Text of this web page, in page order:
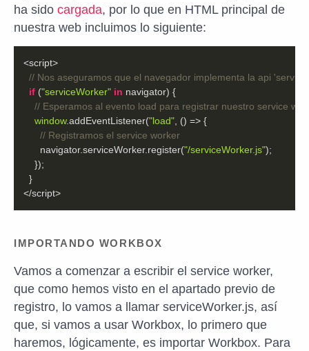
ha sido cargada, por lo que en HTML principal de
nuestra web incluimos lo siguiente:
// Nos aseguramos que el navegador implementa la api
if ("serviceWorker" in
// Esperamos al evento load para registrar nuestro service
window.addEventListener("load" () =>
// Registramos el service worker
      navigator.serviceWorker.register(
"/serviceWorker.js"
</script>
IMPORTANDO WORKBOX
Vamos a comenzar a escribir el service worker,
que como hemos visto en el apartado previo de
registro, lo vamos a llamar serviceWorker.js, así
que, si vamos a usar Workbox, lo primero que
haremos, lógicamente, es importar Workbox. Para